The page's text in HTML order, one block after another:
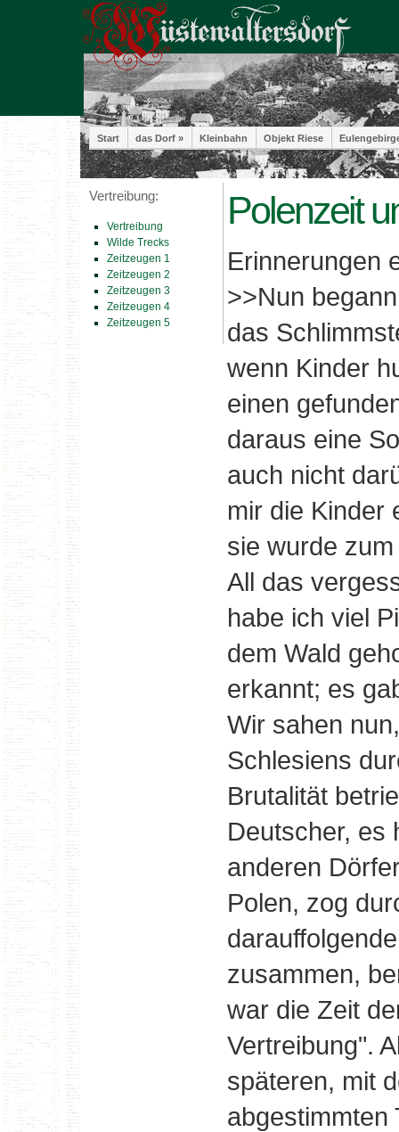
Start das Dorf » Kleinbahn Objekt Riese
Vertreibung:
Vertreibung
Wilde Trecks
Zeitzeugen 1
Zeitzeugen 2
Zeitzeugen 3
Zeitzeugen 4
Zeitzeugen 5
Polenzeit
Erinnerungen
>>Nun
das
wenn Kinder
einen
daraus eine
auch nicht
mir die Kinder
sie wurde
All das
habe ich viel
dem Wald
erkannt; es
Wir sahen
Schlesiens
Brutalität
Deutscher, es
anderen
Polen, zog
zusammen,
war die Zeit
Vertreibung".
späteren, mit
abgestimmten